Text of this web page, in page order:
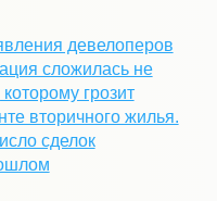
девелоперов
сложилась не
грозит
вторичного жилья.
сделок